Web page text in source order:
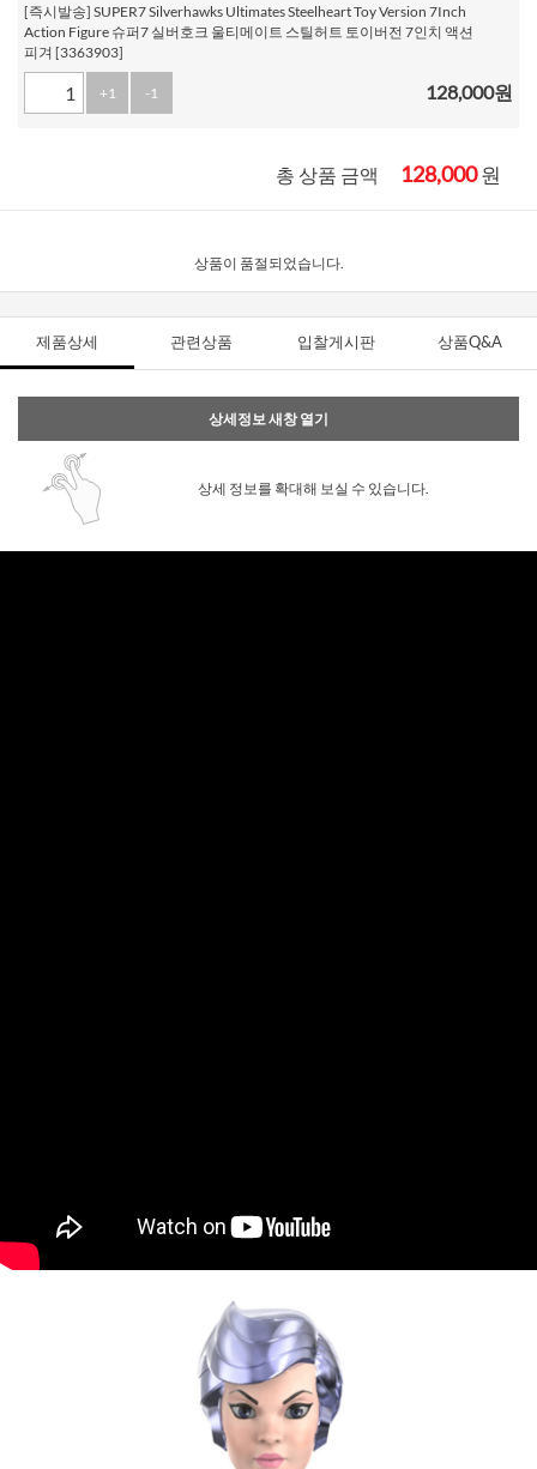
[즉시발송] SUPER7 Silverhawks Ultimates Steelheart Toy Version 7Inch
Action Figure 슈퍼7 실버호크 울티메이트 스틸허트 토이버전 7인치 액션
피겨 [3363903]
+1 -1 128,000원
총 상품 금액 128,000원
상품이 품절되었습니다.
제품상세 관련상품 입찰게시판 상품Q&A
상세정보 새창 열기
상세 정보를 확대해 보실 수 있습니다.